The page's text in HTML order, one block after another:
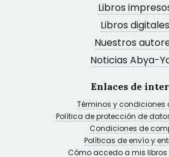
Libros
Libros digitales
Nuestros
Noticias Abya-
Enlaces de
Términos y condiciones
Política de protección de
Condiciones de
Políticas de envío y
Cómo accedo a mis